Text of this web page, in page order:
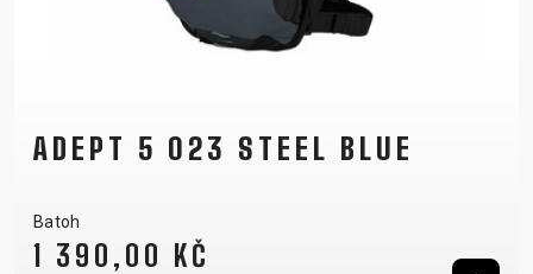
ADEPT 5 023 STEEL BLUE
Batoh
1 390,00 KČ